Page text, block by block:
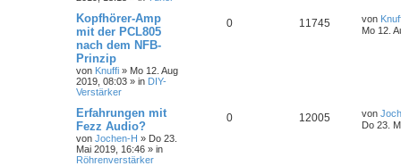
Kopfhörer-Amp
mit der PCL805
nach dem NFB-
Prinzip
von Knuffi » Mo 12. Aug
2019, 08:03 » in DIY-
Verstärker
0 11745 von
Mo 12.
Erfahrungen mit
Fezz Audio?
von Jochen-H » Do 23.
Mai 2019, 16:46 » in
Röhrenverstärker
0 12005 von
Do 23.